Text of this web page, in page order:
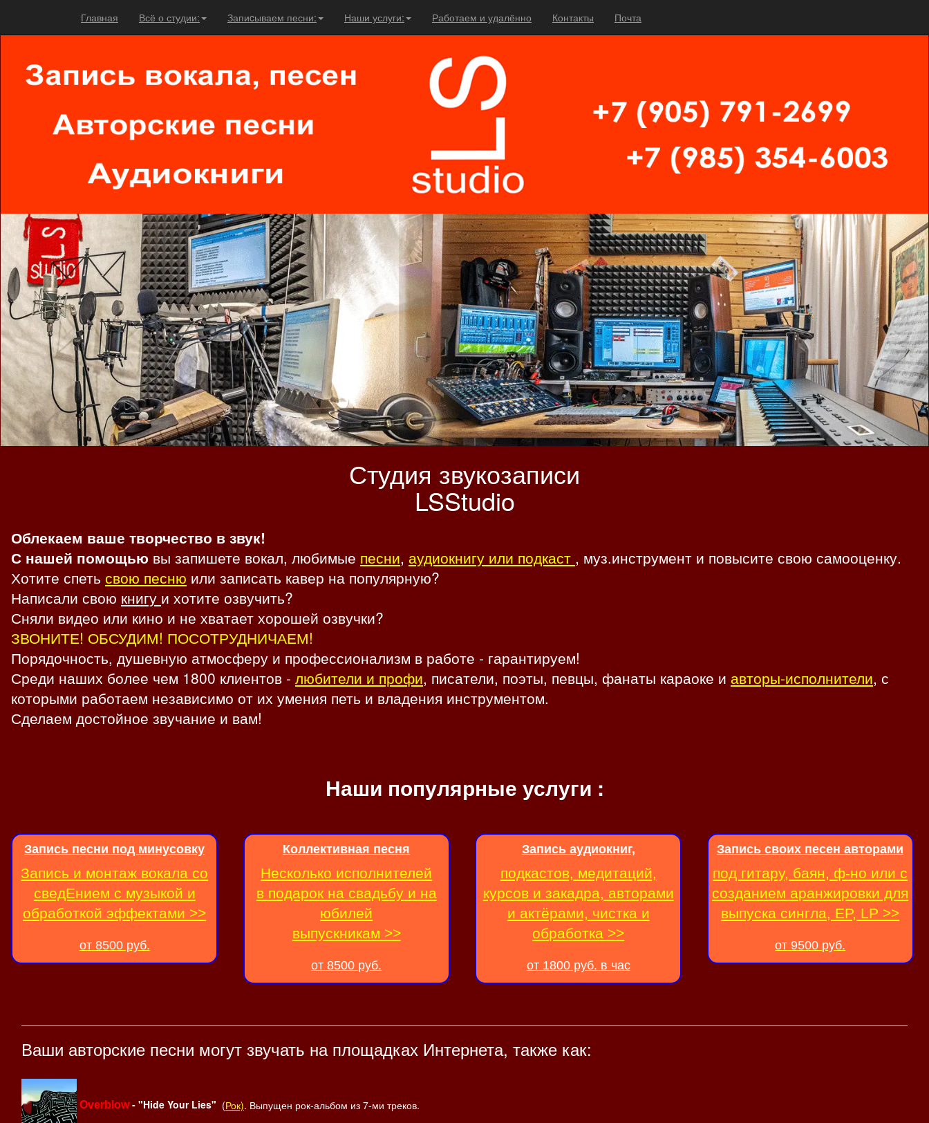
Главная Всё о студии: Запиcываем песни: Наши услуги: Работаем и удалённо Контакты Почта
Студия звукозаписи
LSStudio
Облекаем ваше творчество в звук!
С нашей помощью вы запишете вокал, любимые песни, аудиокнигу или подкаст , муз.инструмент и повысите свою самооценку.
Хотите спеть свою песню или записать кавер на популярную?
Написали свою книгу и хотите озвучить?
Сняли видео или кино и не хватает хорошей озвучки?
ЗВОНИТЕ! ОБСУДИМ! ПОСОТРУДНИЧАЕМ!
Порядочность, душевную атмосферу и профессионализм в работе - гарантируем!
Среди наших более чем 1800 клиентов - любители и профи, писатели, поэты, певцы, фанаты караоке и авторы-исполнители, с
которыми работаем независимо от их умения петь и владения инструментом.
Сделаем достойное звучание и вам!
Наши популярные услуги :
Запись песни под минусовку
Запись и монтаж вокала со
сведЕнием с музыкой и
обработкой эффектами >>
от 8500 руб.
Коллективная песня
Несколько исполнителей
в подарок на свадьбу и на
юбилей
выпускникам >>
от 8500 руб.
Запись аудиокниг,
подкастов, медитаций,
курсов и закадра, авторами
и актёрами, чистка и
обработка >>
от 1800 руб. в час
Запись своих песен авторами
под гитару, баян, ф-но или с
созданием аранжировки для
выпуска сингла, EP, LP >>
от 9500 руб.
Ваши авторские песни могут звучать на площадках Интернета, также как:
Overblow- "Hide Your Lies" (Рок). Выпущен рок-альбом из 7-ми треков.